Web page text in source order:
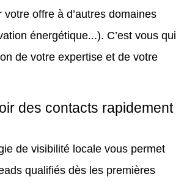
offre à d’autres domaines
énergétique...). C’est vous qui
de votre expertise et de votre
des contacts rapidement
de visibilité locale vous permet
qualifiés dès les premières